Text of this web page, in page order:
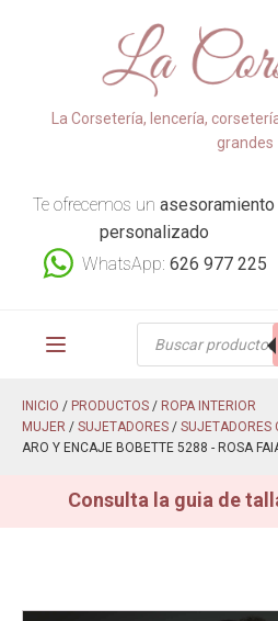
La Corsetería, lencería,
grandes
Te ofrecemos unasesoramiento
personalizado
WhatsApp:626 977 225
Búsqueda
INICIO / PRODUCTOS / ROPA INTERIOR
MUJER / SUJETADORES / SUJETADORES
ARO Y ENCAJE BOBETTE 5288 - ROSA
Consulta la guia de